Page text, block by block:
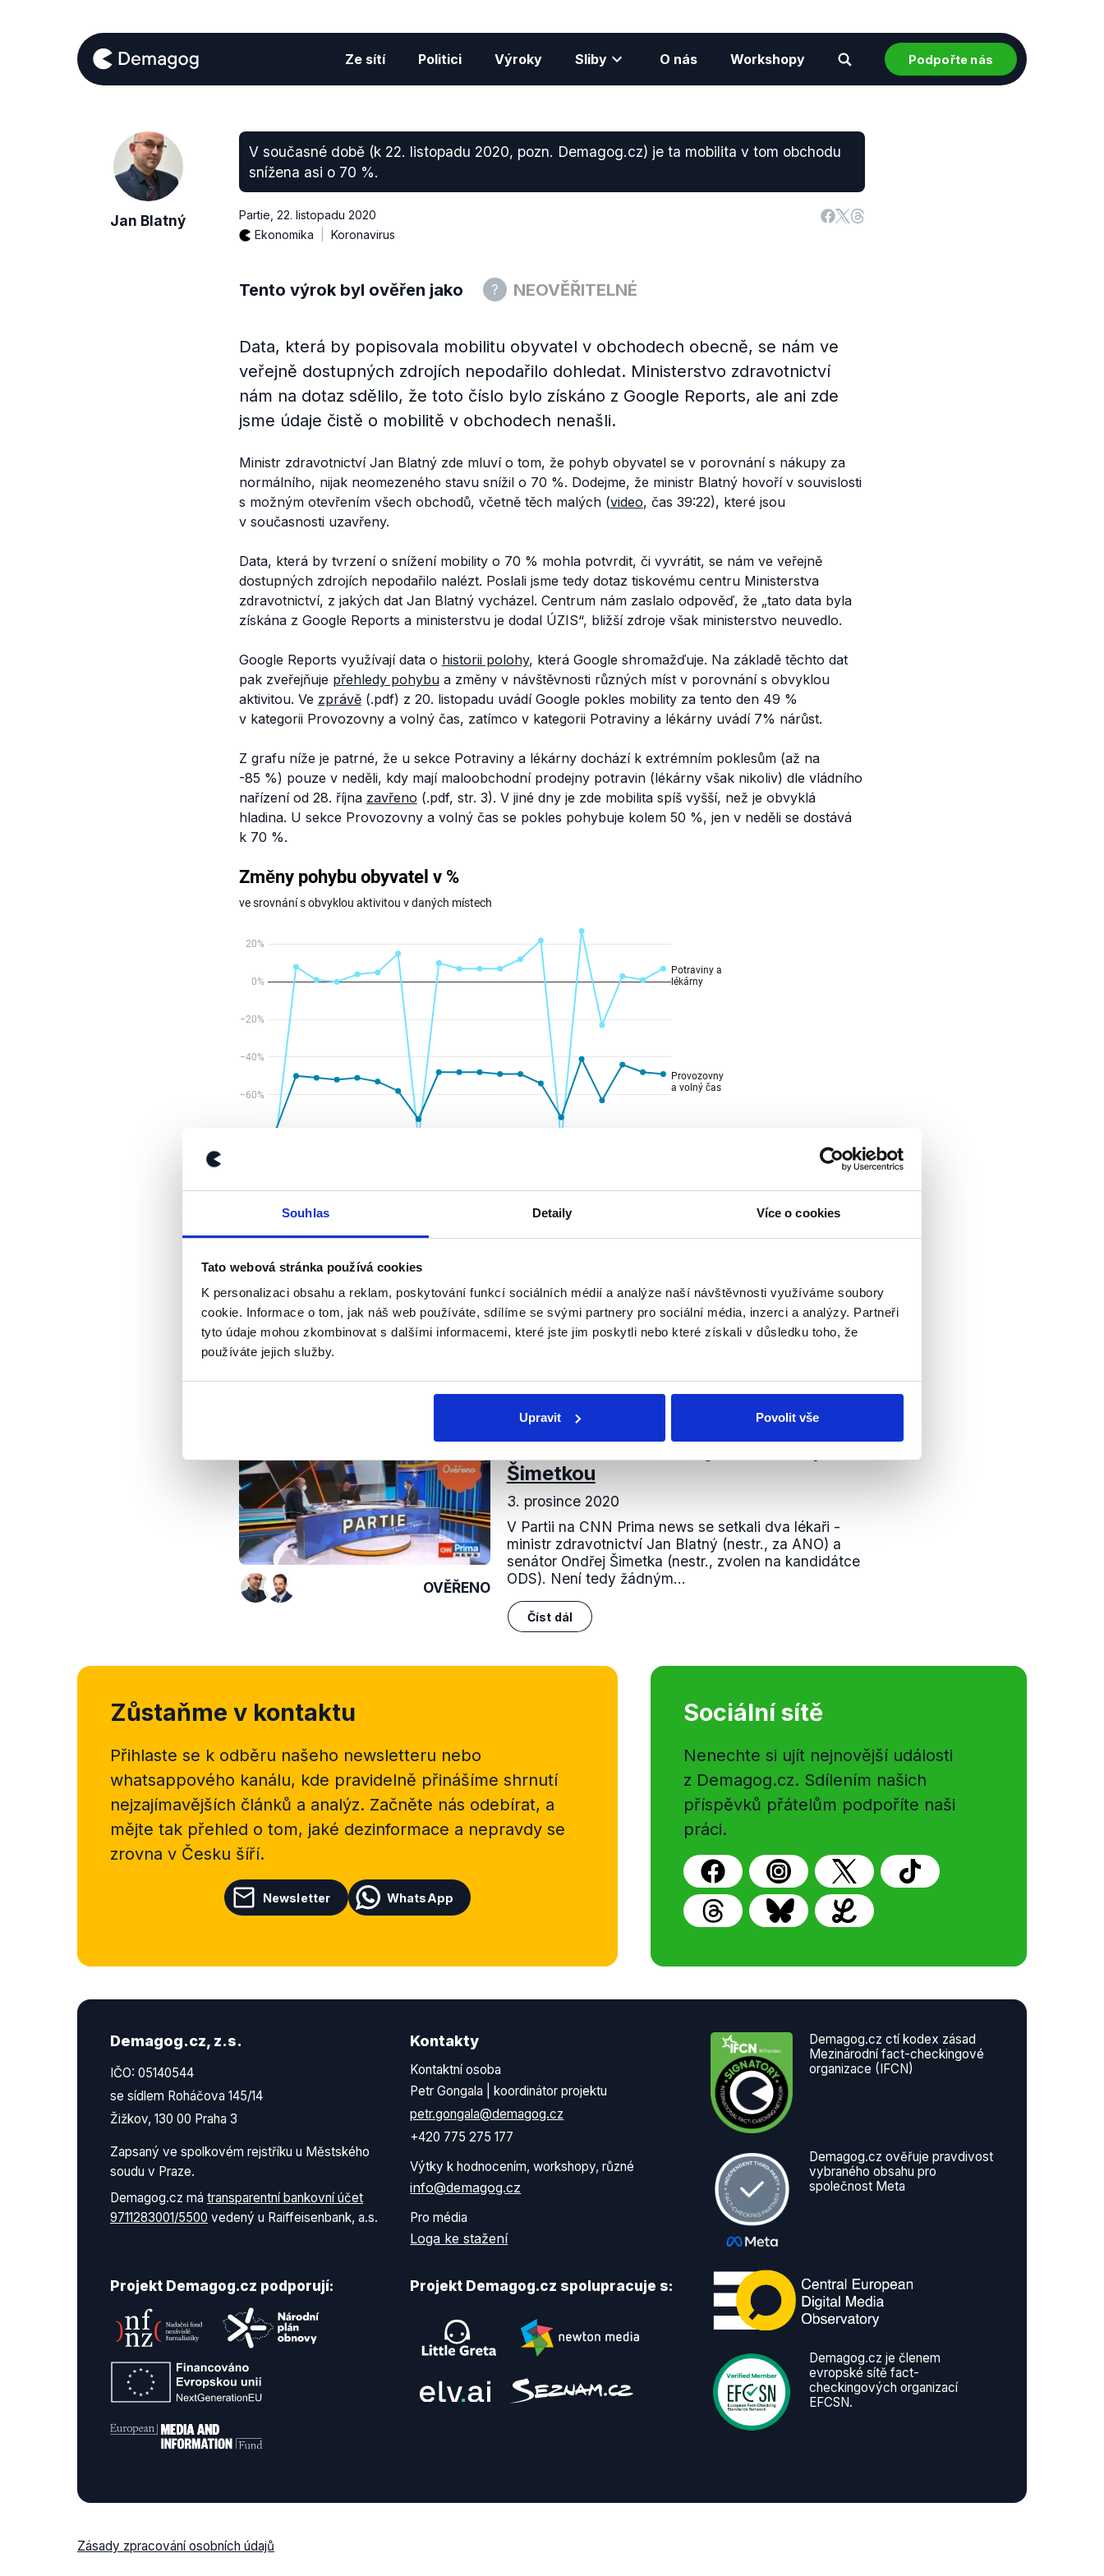
Souhlas Detaily Více o cookies
Tato webová stránka používá cookies
K personalizaci obsahu a reklam, poskytování funkcí sociálních médií a analýze naší návštěvnosti využíváme soubory
cookie. Informace o tom, jak náš web používáte, sdílíme se svými partnery pro sociální média, inzerci a analýzy. Partneři
tyto údaje mohou zkombinovat s dalšími informacemi, které jste jim poskytli nebo které získali v důsledku toho, že
používáte jejich služby.
Upravit Povolit vše
Ze sítí Politici Výroky Sliby O nás Workshopy Podpořte nás
Jan Blatný
V současné době (k 22. listopadu 2020, pozn. Demagog.cz) je ta mobilita v tom obchodu
snížena asi o 70 %.
Partie 22. listopadu 2020
Ekonomika
Koronavirus
Tento výrok byl ověřen jako NEOVĚŘITELNÉ
Data, která by popisovala mobilitu obyvatel v obchodech obecně, se nám ve
veřejně dostupných zdrojích nepodařilo dohledat. Ministerstvo zdravotnictví
nám na dotaz sdělilo, že toto číslo bylo získáno z Google Reports, ale ani zde
jsme údaje čistě o mobilitě v obchodech nenašli.
Ministr zdravotnictví Jan Blatný zde mluví o tom, že pohyb obyvatel se v porovnání s nákupy za
normálního, nijak neomezeného stavu snížil o 70 %. Dodejme, že ministr Blatný hovoří v souvislosti
s možným otevřením všech obchodů, včetně těch malých (video, čas 39:22), které jsou
v současnosti uzavřeny.
Data, která by tvrzení o snížení mobility o 70 % mohla potvrdit, či vyvrátit, se nám ve veřejně
dostupných zdrojích nepodařilo nalézt. Poslali jsme tedy dotaz tiskovému centru Ministerstva
zdravotnictví, z jakých dat Jan Blatný vycházel. Centrum nám zaslalo odpověď, že „tato data byla
získána z Google Reports a ministerstvu je dodal ÚZIS“, bližší zdroje však ministerstvo neuvedlo.
Google Reports využívají data o historii polohy, která Google shromažďuje. Na základě těchto dat
pak zveřejňuje přehledy pohybua změny v návštěvnosti různých míst v porovnání s obvyklou
aktivitou. Ve zprávě(.pdf) z 20. listopadu uvádí Google pokles mobility za tento den 49 %
v kategorii Provozovny a volný čas, zatímco v kategorii Potraviny a lékárny uvádí 7% nárůst.
Z grafu níže je patrné, že u sekce Potraviny a lékárny dochází k extrémním poklesům (až na
-85 %) pouze v neděli, kdy mají maloobchodní prodejny potravin (lékárny však nikoliv) dle vládního
nařízení od 28. října zavřeno (.pdf, str. 3). V jiné dny je zde mobilita spíš vyšší, než je obvyklá
hladina. U sekce Provozovny a volný čas se pokles pohybuje kolem 50 %, jen v neděli se dostává
k 70 %.
Pokud z čísel v grafu vypočítáme průměr za období 1. listopadu až 20. listopadu, jedná se u sekce
Důležité je ale upozornit na skutečnost, že kategorie Provozovny a volný čas zahrnuje
(.pdf, str. 1)
podle Google Reports místa
„jako jsou restaurace, kavárny, nákupní centra, zábavní parky, muzea,
knihovny a kina“. Mezi vyjmenovaným místy tak nutně nemusí být zahrnuty pouze malé obchody
mimo nákupní centra. Jelikož nemáme k dispozici data, která by popisovala čistě „mobilitu
v obchodech“, hodnotíme výrok jako neověřitelný.
OVĚŘENO
Šimetkou
3. prosince 2020
V Partii na CNN Prima news se setkali dva lékaři -
ministr zdravotnictví Jan Blatný (nestr., za ANO) a
senátor Ondřej Šimetka (nestr., zvolen na kandidátce
ODS). Není tedy žádným...
Číst dál
Zůstaňme v kontaktu
Přihlaste se k odběru našeho newsletteru nebo
whatsappového kanálu, kde pravidelně přinášíme shrnutí
nejzajímavějších článků a analýz. Začněte nás odebírat, a
mějte tak přehled o tom, jaké dezinformace a nepravdy se
zrovna v Česku šíří.
Newsletter WhatsApp
Sociální sítě
Nenechte si ujít nejnovější události
z Demagog.cz. Sdílením našich
příspěvků přátelům podpoříte naši
práci.
Demagog.cz, z.s.
IČO: 05140544
se sídlem Roháčova 145/14
Žižkov, 130 00 Praha 3
Zapsaný ve spolkovém rejstříku u Městského
soudu v Praze.
Demagog.cz má transparentní bankovní účet
9711283001/5500 vedený u Raiffeisenbank, a.s.
Kontakty
Kontaktní osoba
Petr Gongala | koordinátor projektu
petr.gongala@demagog.cz
+420 775 275 177
Výtky k hodnocením, workshopy, různé
info@demagog.cz
Pro média
Loga ke stažení
Projekt Demagog.cz podporují: Projekt Demagog.cz spolupracuje s:
Demagog.cz ctí kodex zásad
Mezinárodní fact-checkingové
organizace (IFCN)
Demagog.cz ověřuje pravdivost
vybraného obsahu pro
společnost Meta
Demagog.cz je členem
evropské sítě fact-
checkingových organizací
EFCSN.
Zásady zpracování osobních údajů